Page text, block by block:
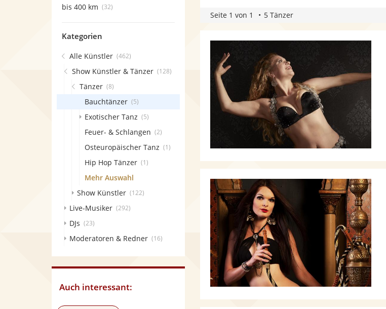
Seite 1 von 1 5 Tänzer
bis 400 km (32)
Kategorien
Alle Künstler (462)
Show Künstler & Tänzer (128)
Tänzer (8)
Bauchtänzer (5)
Exotischer Tanz (5)
Feuer- & Schlangen (2)
Osteuropäischer Tanz (1)
Hip Hop Tänzer (1)
Mehr Auswahl
Show Künstler (122)
Live-Musiker (292)
DJs (23)
Moderatoren & Redner (16)
Auch interessant: